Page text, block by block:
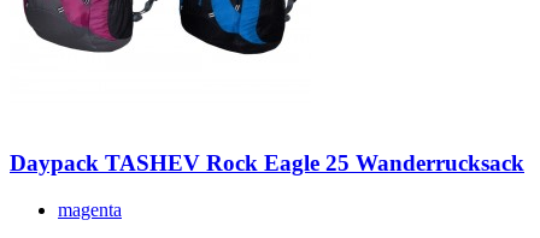
Daypack TASHEV Rock Eagle 25 Wanderrucksack
magenta